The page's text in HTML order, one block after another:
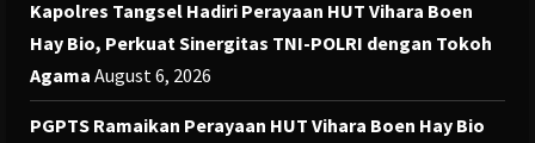
Kapolres Tangsel Hadiri Perayaan HUT Vihara Boen
Hay Bio, Perkuat Sinergitas TNI-POLRI dengan Tokoh
Agama August 6, 2026
PGPTS Ramaikan Perayaan HUT Vihara Boen Hay Bio